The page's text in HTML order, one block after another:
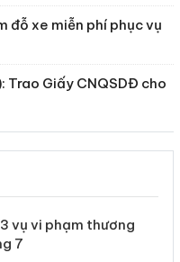
đỗ xe miễn phí phục vụ
Trao Giấy CNQSDĐ cho
vụ vi phạm thương
7